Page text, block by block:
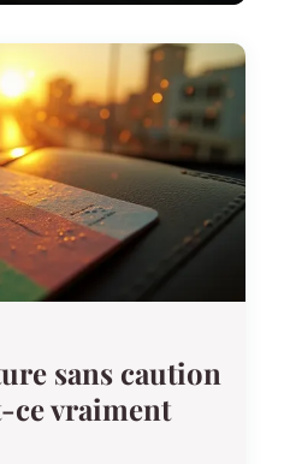
sans caution
ce vraiment